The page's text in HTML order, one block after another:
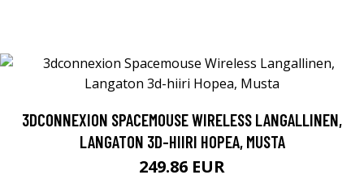
3DCONNEXION SPACEMOUSE WIRELESS LANGALLINEN,
LANGATON 3D-HIIRI HOPEA, MUSTA
249.86 EUR